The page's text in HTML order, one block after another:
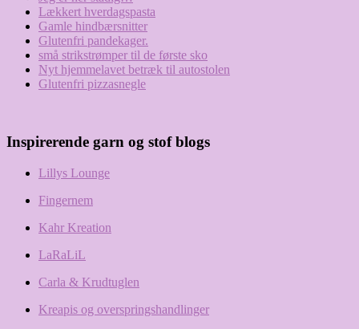
Lækkert hverdagspasta
Gamle hindbærsnitter
Glutenfri pandekager.
små strikstrømper til de første sko
Nyt hjemmelavet betræk til autostolen
Glutenfri pizzasnegle
Inspirerende garn og stof blogs
Lillys Lounge
Fingernem
Kahr Kreation
LaRaLiL
Carla & Krudtuglen
Kreapis og overspringshandlinger